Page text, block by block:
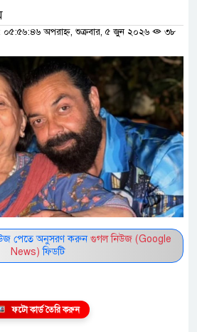
অপরাহ্ন, শুক্রবার, ৫ জুন ২০২৬
৩৮
পেতে অনুসরণ করুন গুগল নিউজ (Google
News) ফিডটি
ফটো কার্ড তৈরি করুন